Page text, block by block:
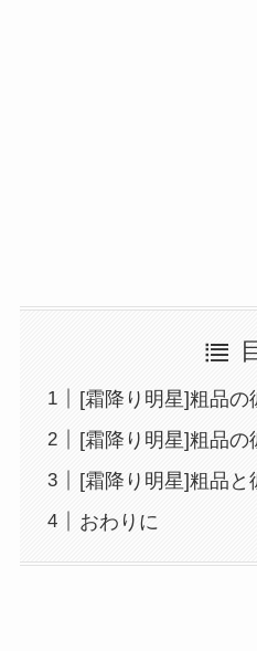
[霜降り明星]粗品の
[霜降り明星]粗品の
[霜降り明星]粗品と
おわりに